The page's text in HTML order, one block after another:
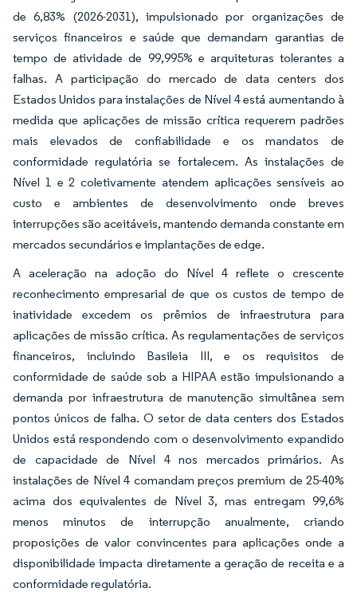
de 6,83% (2026-2031), impulsionado por organizações de
serviços financeiros e saúde que demandam garantias de
tempo de atividade de 99,995% e arquiteturas tolerantes a
falhas. A participação do mercado de data centers dos
Estados Unidos para instalações de Nível 4 está aumentando à
medida que aplicações de missão crítica requerem padrões
mais elevados de confiabilidade e os mandatos de
conformidade regulatória se fortalecem. As instalações de
Nível 1 e 2 coletivamente atendem aplicações sensíveis ao
custo e ambientes de desenvolvimento onde breves
interrupções são aceitáveis, mantendo demanda constante em
mercados secundários e implantações de edge.
A aceleração na adoção do Nível 4 reflete o crescente
reconhecimento empresarial de que os custos de tempo de
inatividade excedem os prêmios de infraestrutura para
aplicações de missão crítica. As regulamentações de serviços
financeiros, incluindo Basileia III, e os requisitos de
conformidade de saúde sob a HIPAA estão impulsionando a
demanda por infraestrutura de manutenção simultânea sem
pontos únicos de falha. O setor de data centers dos Estados
Unidos está respondendo com o desenvolvimento expandido
de capacidade de Nível 4 nos mercados primários. As
instalações de Nível 4 comandam preços premium de 25-40%
acima dos equivalentes de Nível 3, mas entregam 99,6%
menos minutos de interrupção anualmente, criando
proposições de valor convincentes para aplicações onde a
disponibilidade impacta diretamente a geração de receita e a
conformidade regulatória.